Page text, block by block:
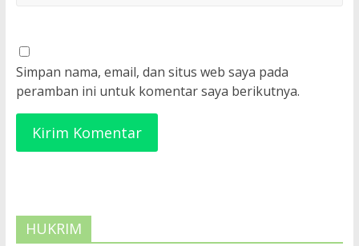
Simpan nama, email, dan situs web saya pada
peramban ini untuk komentar saya berikutnya.
HUKRIM